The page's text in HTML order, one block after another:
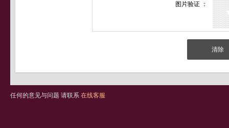
图片验证 ：
任何的意见与问题 请联系 在线客服